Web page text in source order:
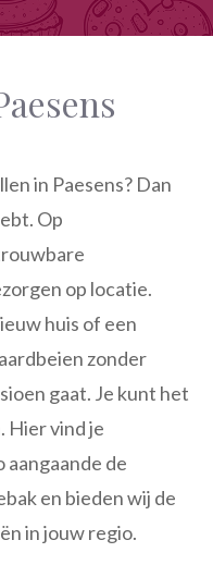
in Paesens? Dan
Op
op locatie.
huis of een
zonder
gaat. Je kunt het
Hier vind je
de
en bieden wij de
in jouw regio.